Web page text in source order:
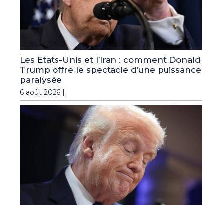
Les Etats-Unis et l’Iran : comment Donald
Trump offre le spectacle d’une puissance
paralysée
6 août 2026 |